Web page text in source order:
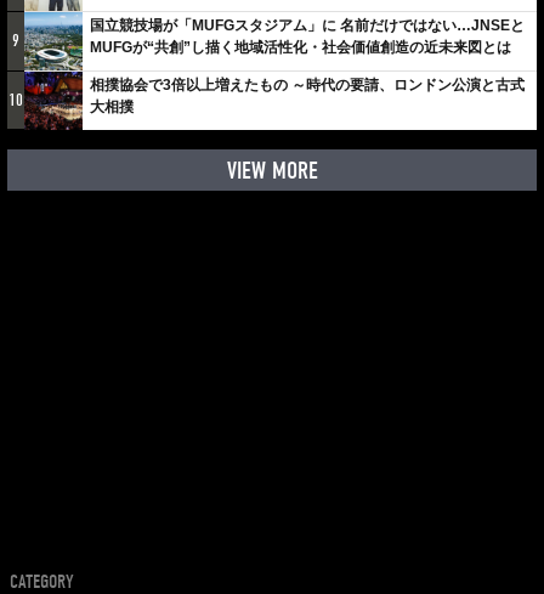
しみでしかないでしょ。川崎は、ずっと成長曲線だから」
9
国立競技場が「MUFGスタジアム」に 名前だけではない…JNSEと
MUFGが“共創”し描く地域活性化・社会価値創造の近未来図とは
10
相撲協会で3倍以上増えたもの ～時代の要請、ロンドン公演と古式
大相撲
VIEW MORE
CATEGORY